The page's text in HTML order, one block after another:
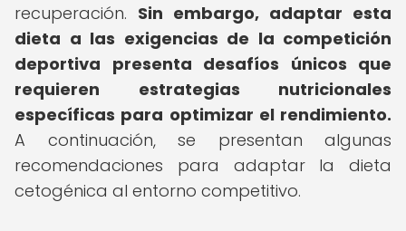
recuperación. Sin embargo, adaptar esta
dieta a las exigencias de la competición
deportiva presenta desafíos únicos que
requieren estrategias nutricionales
específicas para optimizar el rendimiento.
A continuación, se presentan algunas
recomendaciones para adaptar la dieta
cetogénica al entorno competitivo.